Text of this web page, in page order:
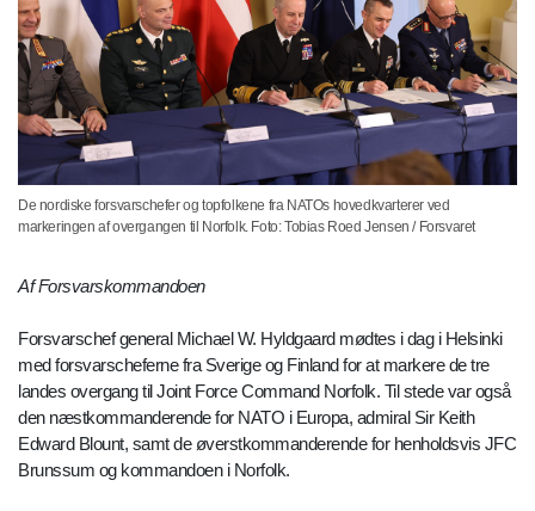
De nordiske forsvarschefer og topfolkene fra NATOs hovedkvarterer ved
markeringen af overgangen til Norfolk. Foto: Tobias Roed Jensen / Forsvaret
Af Forsvarskommandoen
Forsvarschef general Michael W. Hyldgaard mødtes i dag i Helsinki
med forsvarscheferne fra Sverige og Finland for at markere de tre
landes overgang til Joint Force Command Norfolk. Til stede var også
den næstkommanderende for NATO i Europa, admiral Sir Keith
Edward Blount, samt de øverstkommanderende for henholdsvis JFC
Brunssum og kommandoen i Norfolk.